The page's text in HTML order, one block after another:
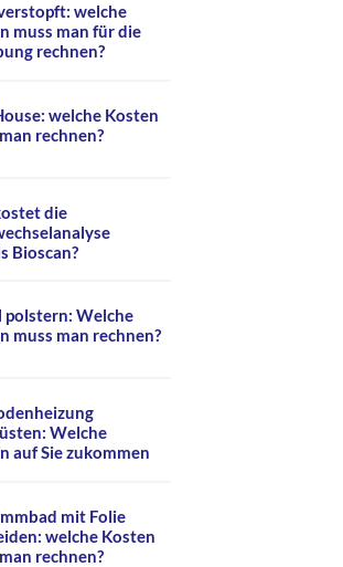
welche
muss man für die
rechnen?
welche Kosten
rechnen?
die
Bioscan?
polstern: Welche
muss man rechnen?
Welche
auf Sie zukommen
mit Folie
welche Kosten
rechnen?